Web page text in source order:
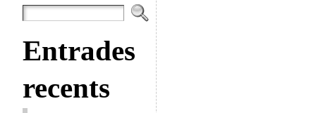
Entrades
recents